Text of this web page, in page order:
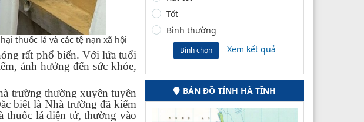
thuốc lá và các tệ nạn xã hội
rất phổ biến. Với lứa tuổi
ảnh hưởng đến sức khỏe,
trường thường xuyên tuyên
biệt là Nhà trường đã kiểm
thuốc lá điện tử, thường vào
Tốt
Bình thường
Bình chọn Xem kết quả
BẢN ĐỒ TỈNH HÀ TĨNH